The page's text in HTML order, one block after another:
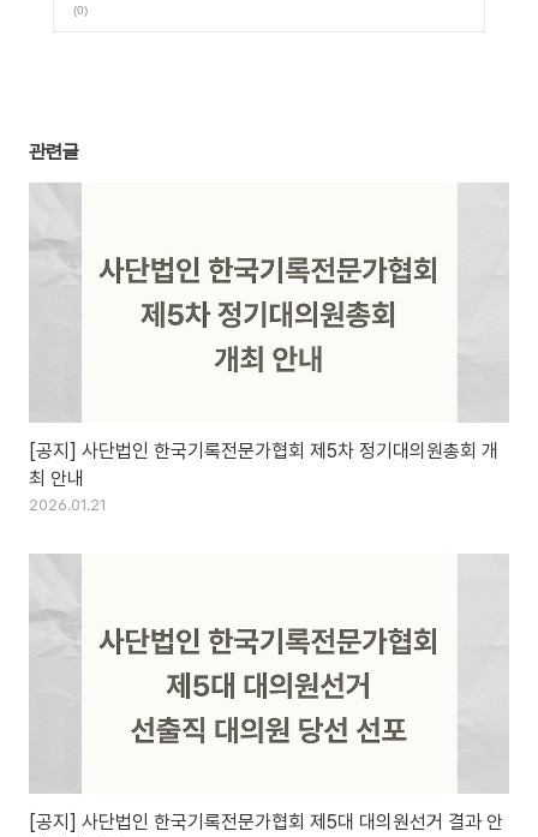
(0)
관련글
[공지] 사단법인 한국기록전문가협회 제5차 정기대의원총회 개
최 안내
2026.01.21
[공지] 사단법인 한국기록전문가협회 제5대 대의원선거 결과 안